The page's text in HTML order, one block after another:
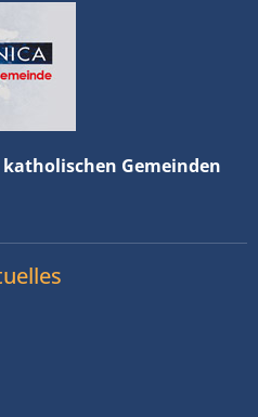
Gemeinden